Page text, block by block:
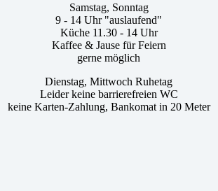
Samstag, Sonntag
9 - 14 Uhr "auslaufend"
Küche 11.30 - 14 Uhr
Kaffee & Jause für Feiern
gerne möglich
Dienstag, Mittwoch Ruhetag
Leider keine barrierefreien WC
keine Karten-Zahlung, Bankomat in 20 Meter